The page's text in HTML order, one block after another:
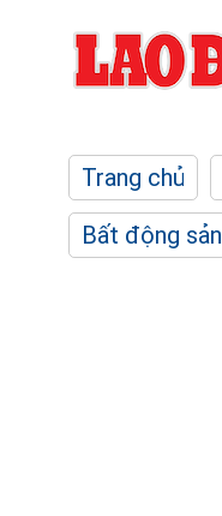
Trang chủ
Bất động sản